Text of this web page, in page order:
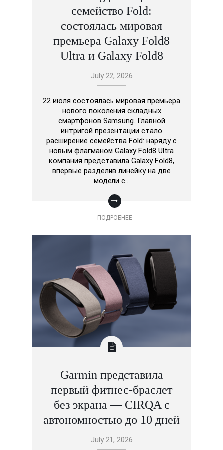
семейство Fold:
состоялась мировая
премьера Galaxy Fold8
Ultra и Galaxy Fold8
July 22, 2026
22 июля состоялась мировая премьера
нового поколения складных
смартфонов Samsung. Главной
интригой презентации стало
расширение семейства Fold: наряду с
новым флагманом Galaxy Fold8 Ultra
компания представила Galaxy Fold8,
впервые разделив линейку на две
модели с…
ПОДРОБНЕЕ
Garmin представила
первый фитнес-браслет
без экрана — CIRQA с
автономностью до 10 дней
July 21, 2026